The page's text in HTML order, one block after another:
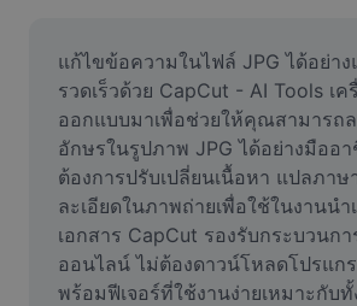
เครื่องมือสร้างมีม
AI Text Remover
AI People Remover
AI Inpainting
Face Cutout
แก้ไขข้อความในไฟล์ JPG ได้อย่า
รวดเร็วด้วย CapCut - AI Tools เ
ออกแบบมาเพื่อช่วยให้คุณสามารถ
อักษรในรูปภาพ JPG ได้อย่างมืออ
ต้องการปรับเปลี่ยนเนื้อหา แปลภาษ
ละเอียดในภาพถ่ายเพื่อใช้ในงานน
เอกสาร CapCut รองรับกระบวนก
ออนไลน์ ไม่ต้องดาวน์โหลดโปรแก
พร้อมฟีเจอร์ที่ใช้งานง่ายเหมาะกับ